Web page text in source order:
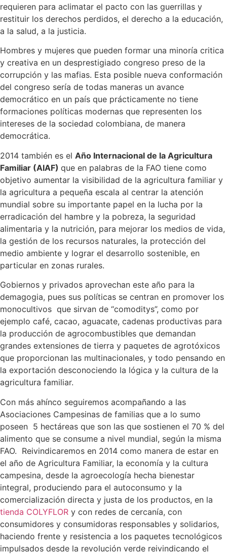
requieren para aclimatar el pacto con las guerrillas y
restituir los derechos perdidos, el derecho a la educación,
a la salud, a la justicia.
Hombres y mujeres que pueden formar una minoría critica
y creativa en un desprestigiado congreso preso de la
corrupción y las mafias. Esta posible nueva conformación
del congreso sería de todas maneras un avance
democrático en un país que prácticamente no tiene
formaciones políticas modernas que representen los
intereses de la sociedad colombiana, de manera
democrática.
2014 también es el Año Internacional de la Agricultura
Familiar (AIAF) que en palabras de la FAO tiene como
objetivo aumentar la visibilidad de la agricultura familiar y
la agricultura a pequeña escala al centrar la atención
mundial sobre su importante papel en la lucha por la
erradicación del hambre y la pobreza, la seguridad
alimentaria y la nutrición, para mejorar los medios de vida,
la gestión de los recursos naturales, la protección del
medio ambiente y lograr el desarrollo sostenible, en
particular en zonas rurales.
Gobiernos y privados aprovechan este año para la
demagogia, pues sus políticas se centran en promover los
monocultivos que sirvan de “comoditys”, como por
ejemplo café, cacao, aguacate, cadenas productivas para
la producción de agrocombustibles que demandan
grandes extensiones de tierra y paquetes de agrotóxicos
que proporcionan las multinacionales, y todo pensando en
la exportación desconociendo la lógica y la cultura de la
agricultura familiar.
Con más ahínco seguiremos acompañando a las
Asociaciones Campesinas de familias que a lo sumo
poseen 5 hectáreas que son las que sostienen el 70 % del
alimento que se consume a nivel mundial, según la misma
FAO. Reivindicaremos en 2014 como manera de estar en
el año de Agricultura Familiar, la economía y la cultura
campesina, desde la agroecología hecha bienestar
integral, produciendo para el autoconsumo y la
comercialización directa y justa de los productos, en la
tienda COLYFLOR y con redes de cercanía, con
consumidores y consumidoras responsables y solidarios,
haciendo frente y resistencia a los paquetes tecnológicos
impulsados desde la revolución verde reivindicando el